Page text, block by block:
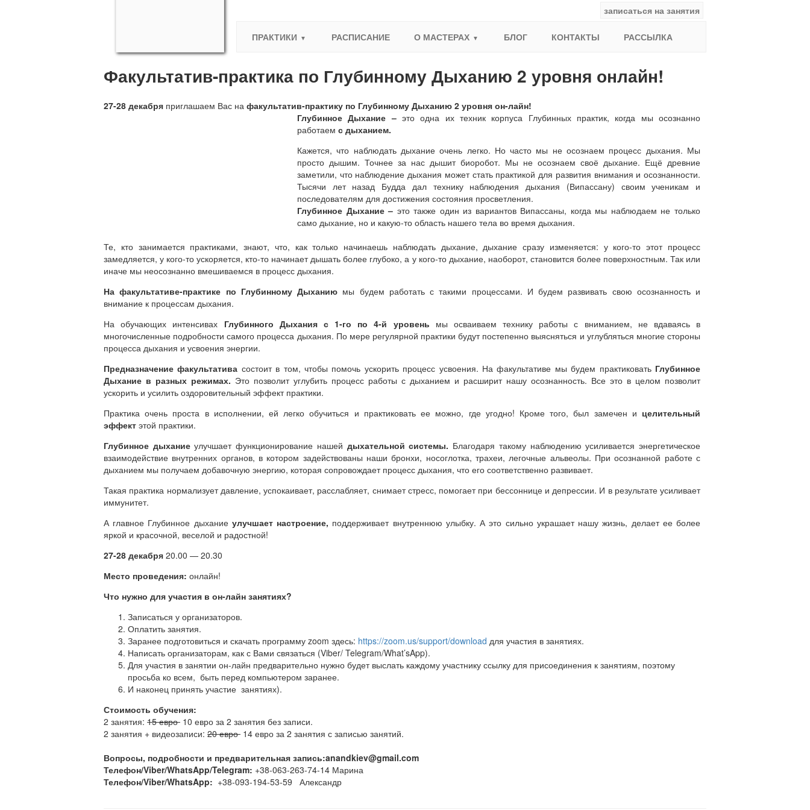
записаться на занятия
ПРАКТИКИ
РАСПИСАНИЕ О МАСТЕРАХ БЛОГ КОНТАКТЫ РАССЫЛКА
Факультатив-практика по Глубинному Дыханию 2 уровня онлайн!
27-28 декабря приглашаем Вас на факультатив-практику по Глубинному Дыханию 2 уровня он-лайн!
Глубинное Дыхание –это одна их техник корпуса Глубинных практик, когда мыосознанно
работаем с дыханием.
Кажется, что наблюдать дыхание очень легко. Но часто мы не осознаем процесс дыхания. Мы
просто дышим. Точнее за нас дышит биоробот. Мы не осознаем своё дыхание. Ещё древние
заметили, что наблюдение дыхания может стать практикой для развития внимания и осознанности.
Тысячи лет назад Будда дал технику наблюдения дыхания (Випассану) своим ученикам и
последователям для достижения состояния просветления.
Глубинное Дыхание – это также один из вариантов Випассаны, когда мы наблюдаем не только
само дыхание, но и какую-то область нашего тела во время дыхания.
Те, кто занимается практиками, знают, что, как только начинаешь наблюдать дыхание, дыхание сразу изменяется: у кого-то этот процесс
замедляется, у кого-то ускоряется, кто-то начинает дышать более глубоко, а у кого-то дыхание, наоборот, становится более поверхностным. Так или
иначе мы неосознанно вмешиваемся в процесс дыхания.
На факультативе-практике по Глубинному Дыханию мы будем работать с такими процессами. И будем развивать свою осознанность и
внимание к процессам дыхания.
На обучающих интенсивах Глубинного Дыхания с 1-го по 4-й уровень мы осваиваем технику работы с вниманием, не вдаваясь в
многочисленные подробности самого процесса дыхания. По мере регулярной практики будут постепенно выясняться и углубляться многие стороны
процесса дыхания и усвоения энергии.
Предназначение факультатива состоит в том, чтобы помочь ускорить процесс усвоения. На факультативе мы будем практиковать Глубинное
Дыхание в разных режимах. Это позволит углубить процесс работы с дыханием и расширит нашу осознанность. Все это в целом позволит
ускорить и усилить оздоровительный эффект практики.
Практика очень проста в исполнении, ей легко обучиться и практиковать ее можно, где угодно! Кроме того, был замечен и целительный
эффект этой практики.
Глубинное дыханиеулучшает функционирование нашей дыхательной системы. Благодаря такому наблюдению усиливается энергетическое
взаимодействие внутренних органов, в котором задействованы наши бронхи, носоглотка, трахеи, легочные альвеолы. При осознанной работе с
дыханием мы получаем добавочную энергию, которая сопровождает процесс дыхания, что его соответственно развивает.
Такая практика нормализует давление, успокаивает, расслабляет, снимает стресс, помогает при бессоннице и депрессии. И в результате усиливает
иммунитет.
А главное Глубинное дыханиеулучшает настроение, поддерживает внутреннюю улыбку. А это сильно украшает нашу жизнь, делает ее более
яркой и красочной, веселой и радостной!
27-28 декабря 20.00 — 20.30
Место проведения: онлайн!
Что нужно для участия в он-лайн занятиях?
Записаться у организаторов.
Оплатить занятия.
Заранее подготовиться и скачать программу zoom здесь: https://zoom.us/support/download для участия в занятиях.
Написать организаторам, как с Вами связаться (Viber/ Telegram/What’sApp).
Для участия в занятии он-лайн предварительно нужно будет выслать каждому участнику ссылку для присоединения к занятиям, поэтому
просьба ко всем, быть перед компьютером заранее.
И наконец принять участие занятиях).
Стоимость обучения:
2 занятия: 15 евро 10 евро за 2 занятия без записи.
2 занятия + видеозаписи: 20 евро 14 евро за 2 занятия с записью занятий.
Вопросы, подробности и предварительная запись:anandkiev@gmail.com
Телефон/Viber/WhatsApp/Telegram: +38-063-263-74-14 Марина
Телефон/Viber/WhatsApp: +38-093-194-53-59 Александр